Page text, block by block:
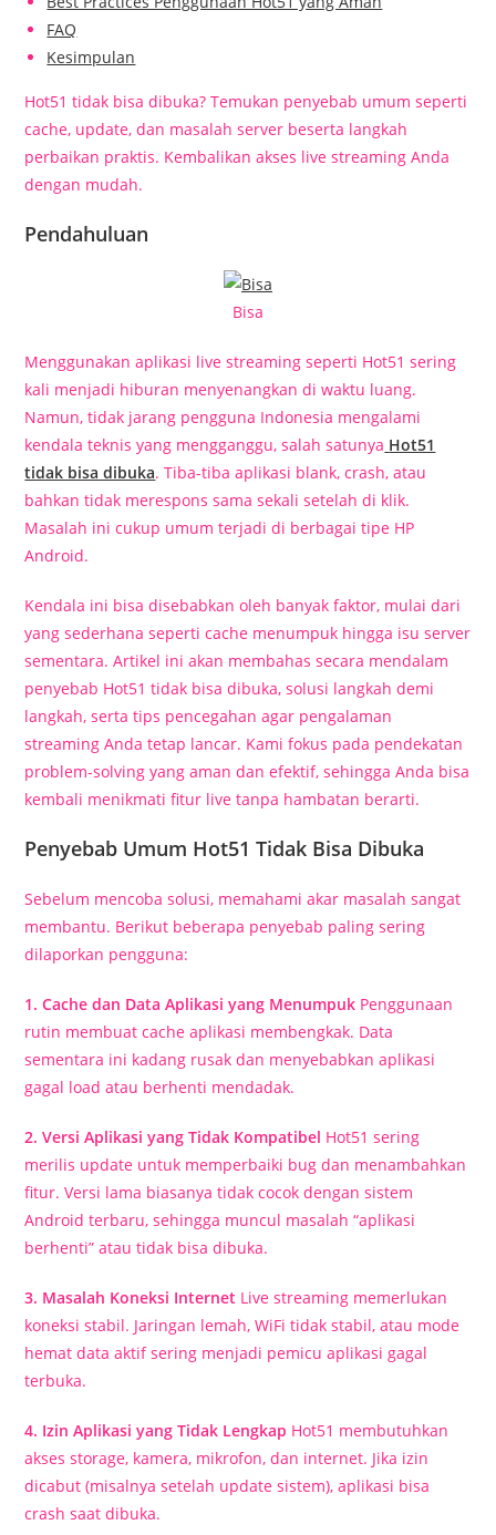
FAQ
Kesimpulan
Hot51 tidak bisa dibuka? Temukan penyebab umum seperti
cache, update, dan masalah server beserta langkah
perbaikan praktis. Kembalikan akses live streaming Anda
dengan mudah.
Pendahuluan
Bisa
Menggunakan aplikasi live streaming seperti Hot51 sering
kali menjadi hiburan menyenangkan di waktu luang.
Namun, tidak jarang pengguna Indonesia mengalami
kendala teknis yang mengganggu, salah satunya Hot51
tidak bisa dibuka. Tiba-tiba aplikasi blank, crash, atau
bahkan tidak merespons sama sekali setelah di klik.
Masalah ini cukup umum terjadi di berbagai tipe HP
Android.
Kendala ini bisa disebabkan oleh banyak faktor, mulai dari
yang sederhana seperti cache menumpuk hingga isu server
sementara. Artikel ini akan membahas secara mendalam
penyebab Hot51 tidak bisa dibuka, solusi langkah demi
langkah, serta tips pencegahan agar pengalaman
streaming Anda tetap lancar. Kami fokus pada pendekatan
problem-solving yang aman dan efektif, sehingga Anda bisa
kembali menikmati fitur live tanpa hambatan berarti.
Penyebab Umum Hot51 Tidak Bisa Dibuka
Sebelum mencoba solusi, memahami akar masalah sangat
membantu. Berikut beberapa penyebab paling sering
dilaporkan pengguna:
1. Cache dan Data Aplikasi yang Menumpuk Penggunaan
rutin membuat cache aplikasi membengkak. Data
sementara ini kadang rusak dan menyebabkan aplikasi
gagal load atau berhenti mendadak.
2. Versi Aplikasi yang Tidak Kompatibel Hot51 sering
merilis update untuk memperbaiki bug dan menambahkan
fitur. Versi lama biasanya tidak cocok dengan sistem
Android terbaru, sehingga muncul masalah “aplikasi
berhenti” atau tidak bisa dibuka.
3. Masalah Koneksi Internet Live streaming memerlukan
koneksi stabil. Jaringan lemah, WiFi tidak stabil, atau mode
hemat data aktif sering menjadi pemicu aplikasi gagal
terbuka.
4. Izin Aplikasi yang Tidak Lengkap Hot51 membutuhkan
akses storage, kamera, mikrofon, dan internet. Jika izin
dicabut (misalnya setelah update sistem), aplikasi bisa
crash saat dibuka.